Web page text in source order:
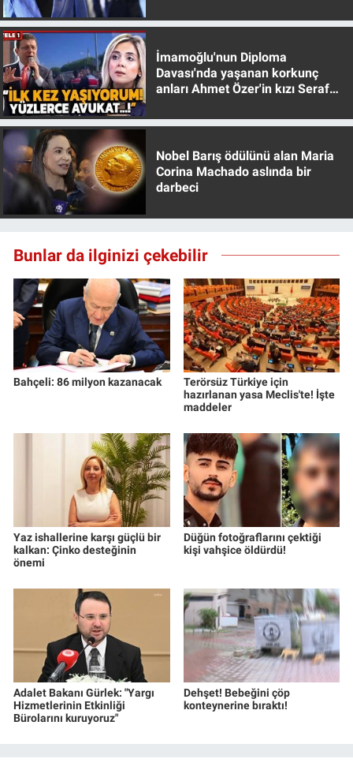
İmamoğlu'nun Diploma
Davası'nda yaşanan korkunç
anları Ahmet Özer'in kızı Seraf
Nobel Barış ödülünü alan Maria
Corina Machado aslında bir
darbeci
Bunlar da ilginizi çekebilir
Bahçeli: 86 milyon kazanacak
Terörsüz Türkiye için
hazırlanan yasa Meclis'te! İşte
maddeler
Yaz ishallerine karşı güçlü bir
kalkan: Çinko desteğinin
önemi
Düğün fotoğraflarını çektiği
kişi vahşice öldürdü!
Adalet Bakanı Gürlek: "Yargı
Hizmetlerinin Etkinliği
Bürolarını kuruyoruz"
Dehşet! Bebeğini çöp
konteynerine bıraktı!